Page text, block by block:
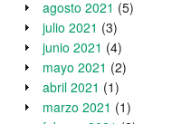
agosto 2021 (5)
julio 2021 (3)
junio 2021 (4)
mayo 2021 (2)
abril 2021 (1)
marzo 2021 (1)